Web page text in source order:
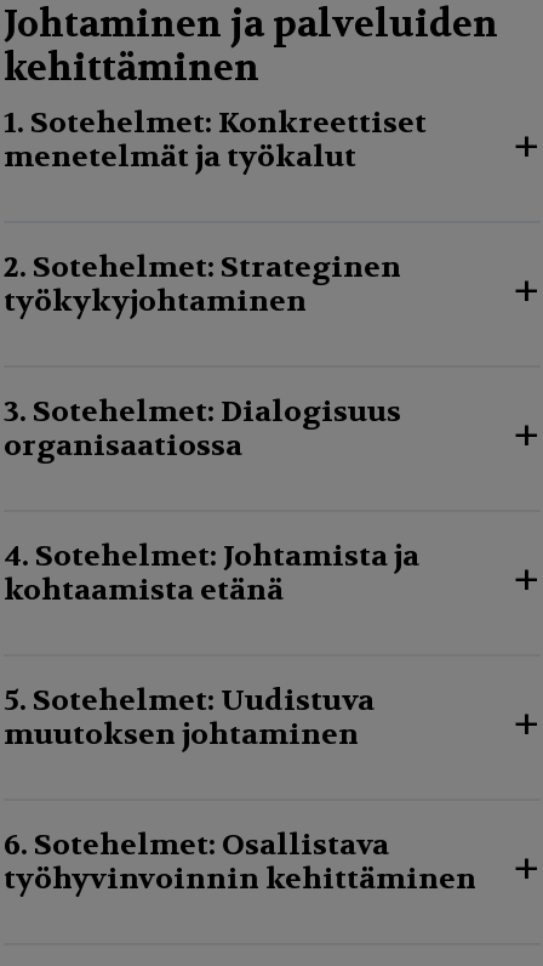
Johtaminen ja palveluiden
kehittäminen
1. Sotehelmet: Konkreettiset
menetelmät ja työkalut
+
2. Sotehelmet: Strateginen
työkykyjohtaminen
+
3. Sotehelmet: Dialogisuus
organisaatiossa
+
4. Sotehelmet: Johtamista ja
kohtaamista etänä
+
5. Sotehelmet: Uudistuva
muutoksen johtaminen
+
6. Sotehelmet: Osallistava
työhyvinvoinnin kehittäminen
+